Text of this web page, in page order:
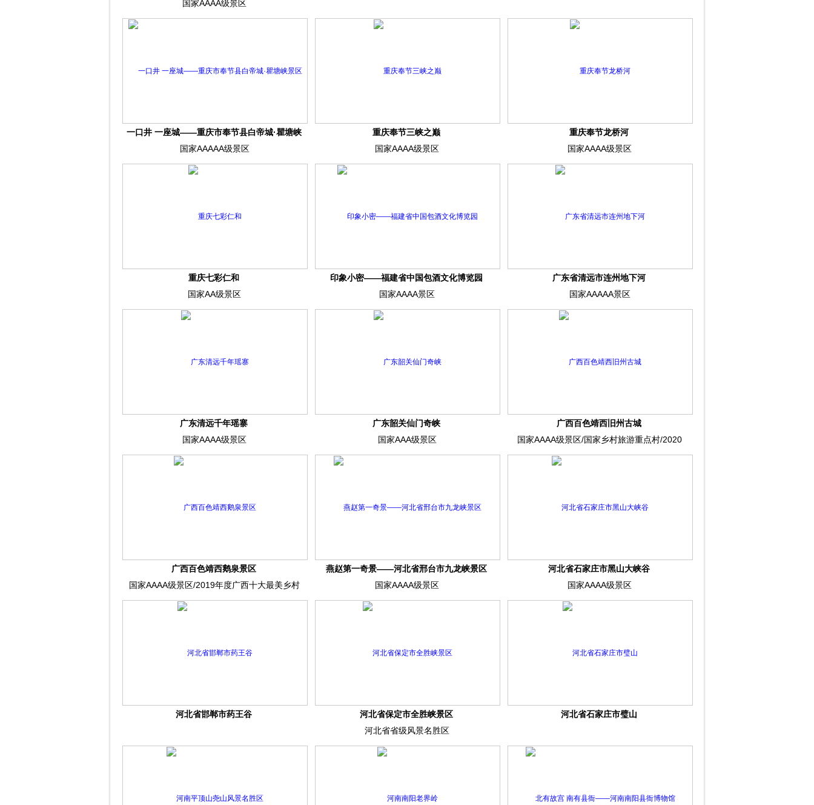
国家AAAA级景区
一口井 一座城——重庆市奉节县白帝城·瞿塘峡
景区
国家AAAAA级景区
重庆奉节三峡之巅
国家AAAA级景区
重庆奉节龙桥河
国家AAAA级景区
重庆七彩仁和
国家AA级景区
印象小密——福建省中国包酒文化博览园
国家AAAA景区
广东省清远市连州地下河
国家AAAAA景区
广东清远千年瑶寨
国家AAAA级景区
广东韶关仙门奇峡
国家AAA级景区
广西百色靖西旧州古城
国家AAAA级景区/国家乡村旅游重点村/2020
年度广西十大最美乡村。
广西百色靖西鹅泉景区
国家AAAA级景区/2019年度广西十大最美乡村
燕赵第一奇景——河北省邢台市九龙峡景区
国家AAAA级景区
河北省石家庄市黑山大峡谷
国家AAAA级景区
河北省邯郸市药王谷
河北省保定市全胜峡景区
河北省省级风景名胜区
河北省石家庄市璧山